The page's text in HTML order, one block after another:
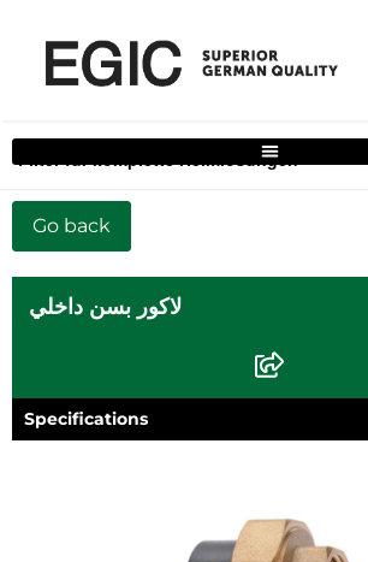
Filter für komplette Heimlösungen
لاكور بسن داخلي
Specifications